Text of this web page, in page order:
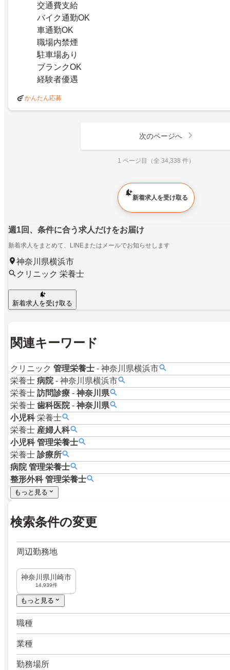
交通費支給
バイク通勤OK
車通勤OK
職場内禁煙
駐車場あり
ブランクOK
経験者優遇
かんたん応募
次のページへ
1 ページ目（全 34,338 件）
新着求人を受け取る
週1回、条件に合う求人だけをお届け
新着求人をまとめて、LINEまたはメールでお知らせします
神奈川県横浜市
クリニック 栄養士
新着求人を受け取る
関連キーワード
クリニック 管理栄養士 - 神奈川県横浜市
栄養士 病院 - 神奈川県横浜市
栄養士 訪問診療 - 神奈川県
栄養士 歯科医院 - 神奈川県
小児科 栄養士
栄養士 産婦人科
小児科 管理栄養士
栄養士 診療所
病院 管理栄養士
整形外科 管理栄養士
もっと見る
検索条件の変更
周辺勤務地
神奈川県川崎市
14,939件
もっと見る
職種
業種
勤務場所